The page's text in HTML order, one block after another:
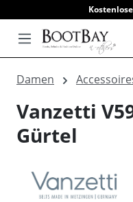
Damen
Vanzetti
Gürtel